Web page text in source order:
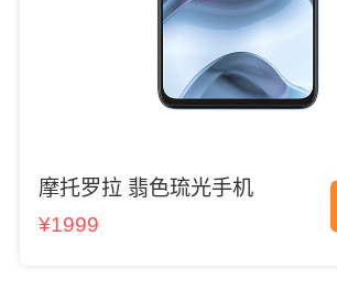
摩托罗拉 翡色琉光手机
¥1999